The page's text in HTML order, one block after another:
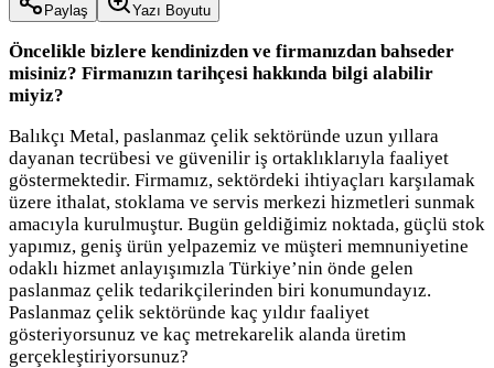
Paylaş Yazı Boyutu
Öncelikle bizlere kendinizden ve firmanızdan bahseder
misiniz? Firmanızın tarihçesi hakkında bilgi alabilir
miyiz?
Balıkçı Metal, paslanmaz çelik sektöründe uzun yıllara
dayanan tecrübesi ve güvenilir iş ortaklıklarıyla faaliyet
göstermektedir. Firmamız, sektördeki ihtiyaçları karşılamak
üzere ithalat, stoklama ve servis merkezi hizmetleri sunmak
amacıyla kurulmuştur. Bugün geldiğimiz noktada, güçlü stok
yapımız, geniş ürün yelpazemiz ve müşteri memnuniyetine
odaklı hizmet anlayışımızla Türkiye’nin önde gelen
paslanmaz çelik tedarikçilerinden biri konumundayız.
Paslanmaz çelik sektöründe kaç yıldır faaliyet
gösteriyorsunuz ve kaç metrekarelik alanda üretim
gerçekleştiriyorsunuz?